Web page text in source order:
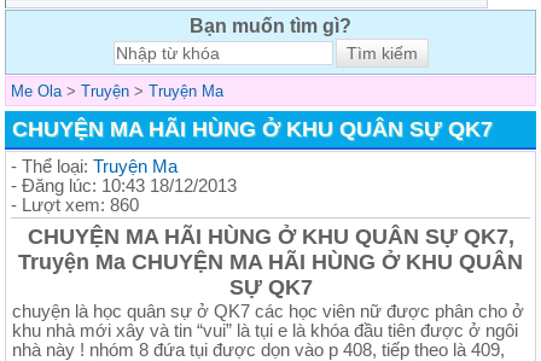
Bạn muốn tìm gì?
Me Ola > Truyện > Truyện Ma
CHUYỆN MA HÃI HÙNG Ở KHU QUÂN SỰ QK7
- Thể loại: Truyện Ma
- Đăng lúc: 10:43 18/12/2013
- Lượt xem: 860
CHUYỆN MA HÃI HÙNG Ở KHU QUÂN SỰ QK7,
Truyện Ma CHUYỆN MA HÃI HÙNG Ở KHU QUÂN
SỰ QK7
chuyện là học quân sự ở QK7 các học viên nữ được phân cho ở
khu nhà mới xây và tin “vui” là tụi e là khóa đầu tiên được ở ngôi
nhà này ! nhóm 8 đứa tụi được dọn vào p 408, tiếp theo là 409,